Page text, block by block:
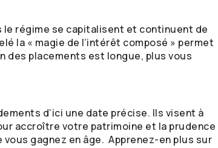
le régime se capitalisent et continuent de
la « magie de l’intérêt composé » permet
des placements est longue, plus vous
d’ici une date précise. Ils visent à
accroître votre patrimoine et la prudence
gagnez en âge. Apprenez-en plus sur